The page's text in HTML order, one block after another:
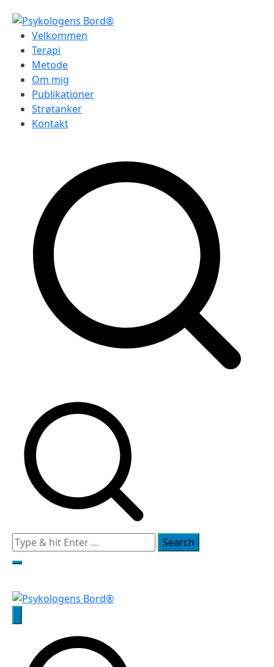
indholdPsykologens Bord®
Velkommen
Terapi
Metode
Om mig
Publikationer
Strøtanker
Kontakt
Search
for: